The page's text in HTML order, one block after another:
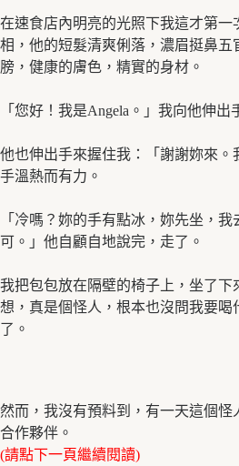
在速食店內明亮的光照下我這才第一
相，他的短髮清爽俐落，濃眉挺鼻五
膀，健康的膚色，精實的身材。
「您好！我是Angela。」我向他伸出
他也伸出手來握住我：「謝謝妳來。
手溫熱而有力。
「冷嗎？妳的手有點冰，妳先坐，
可。」他自顧自地說完，走了。
我把包包放在隔壁的椅子上，坐了下
想，真是個怪人，根本也沒問我要喝
了。
然而，我沒有預料到，有一天這個怪
合作夥伴。
(請點下一頁繼續閱讀)